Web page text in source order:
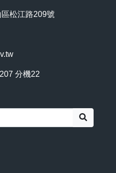
松江路209號
分機22